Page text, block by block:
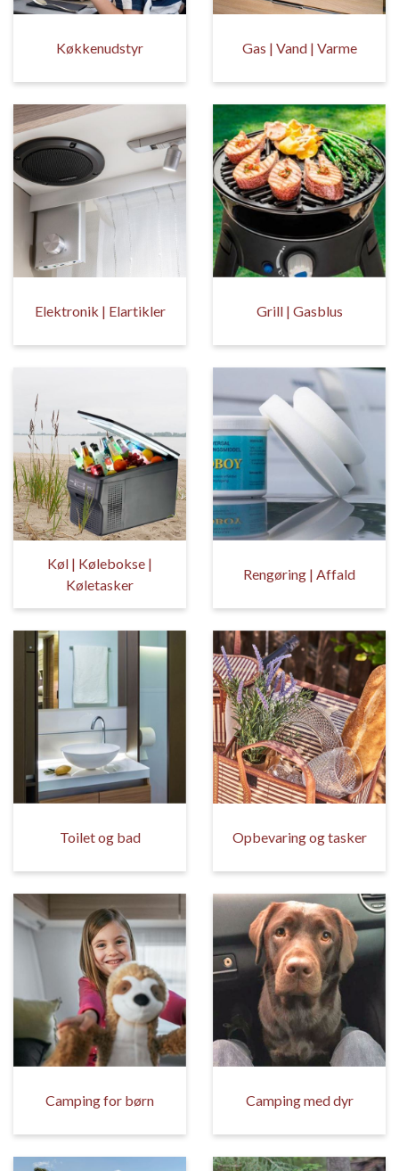
Køkkenudstyr Gas | Vand | Varme
Elektronik | Elartikler Grill | Gasblus
Køl | Kølebokse |
Køletasker
Rengøring | Affald
Toilet og bad Opbevaring og tasker
Camping for børn Camping med dyr